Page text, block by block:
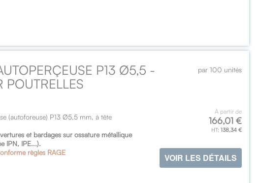
par 100 unités
P13 Ø5,5 -
POUTRELLES
À partir de
166,01 €
138,34 €
VOIR LES DÉTAILS
(autoforeuse) P13 Ø5,5 mm, à tête
et bardages sur ossature métallique
IPN, IPE...).
règles RAGE